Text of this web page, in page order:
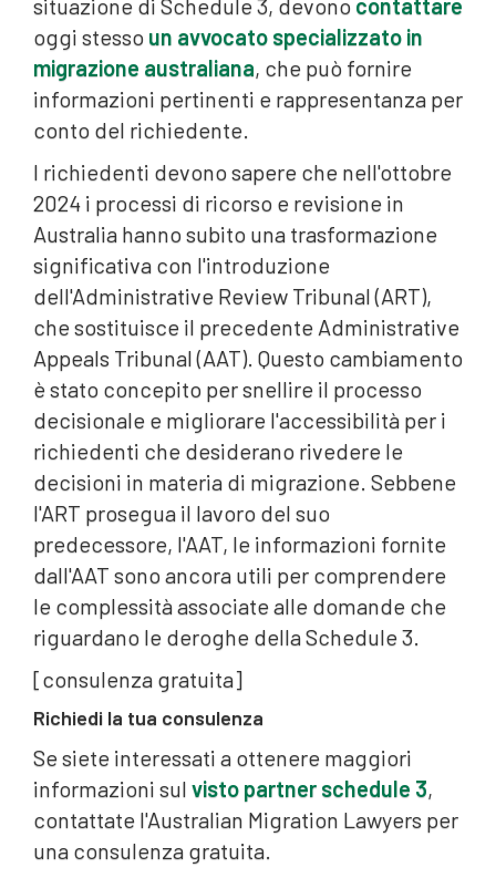
situazione di Schedule 3, devono contattare
oggi stesso un avvocato specializzato in
migrazione australiana, che può fornire
informazioni pertinenti e rappresentanza per
conto del richiedente.
I richiedenti devono sapere che nell'ottobre
2024 i processi di ricorso e revisione in
Australia hanno subito una trasformazione
significativa con l'introduzione
dell'Administrative Review Tribunal (ART),
che sostituisce il precedente Administrative
Appeals Tribunal (AAT). Questo cambiamento
è stato concepito per snellire il processo
decisionale e migliorare l'accessibilità per i
richiedenti che desiderano rivedere le
decisioni in materia di migrazione. Sebbene
l'ART prosegua il lavoro del suo
predecessore, l'AAT, le informazioni fornite
dall'AAT sono ancora utili per comprendere
le complessità associate alle domande che
riguardano le deroghe della Schedule 3.
[consulenza gratuita]
Richiedi la tua consulenza
Se siete interessati a ottenere maggiori
informazioni sul visto partner schedule 3,
contattate l'Australian Migration Lawyers per
una consulenza gratuita.